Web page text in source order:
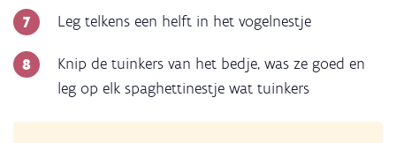
Leg telkens een helft in het vogelnestje
Knip de tuinkers van het bedje, was ze goed en
leg op elk spaghettinestje wat tuinkers